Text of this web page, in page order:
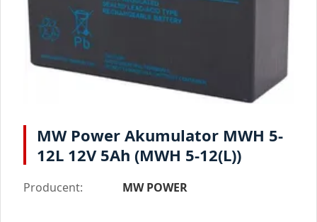
MW Power Akumulator MWH 5-
12L 12V 5Ah (MWH 5-12(L))
Producent: MW POWER